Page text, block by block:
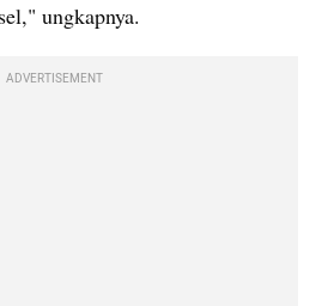
ungkapnya.
ADVERTISEMENT